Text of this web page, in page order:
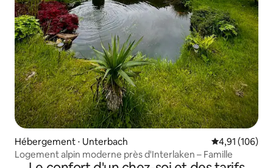
Hébergement ⋅ Unterbach Évaluation
4,91 (106)
Logement alpin moderne près d'Interlaken – Famille